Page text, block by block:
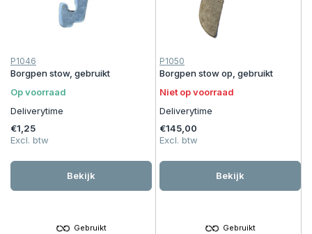
P1046
Borgpen stow, gebruikt
Op voorraad
Deliverytime
€1,25
Excl. btw
Bekijk
P1050
Borgpen stow op, gebruikt
Niet op voorraad
Deliverytime
€145,00
Excl. btw
Bekijk
Gebruikt Gebruikt